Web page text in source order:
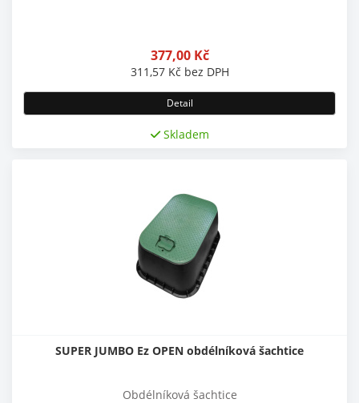
377,00 Kč
311,57 Kč bez DPH
Detail
Skladem
SUPER JUMBO Ez OPEN obdélníková šachtice
Obdélníková šachtice